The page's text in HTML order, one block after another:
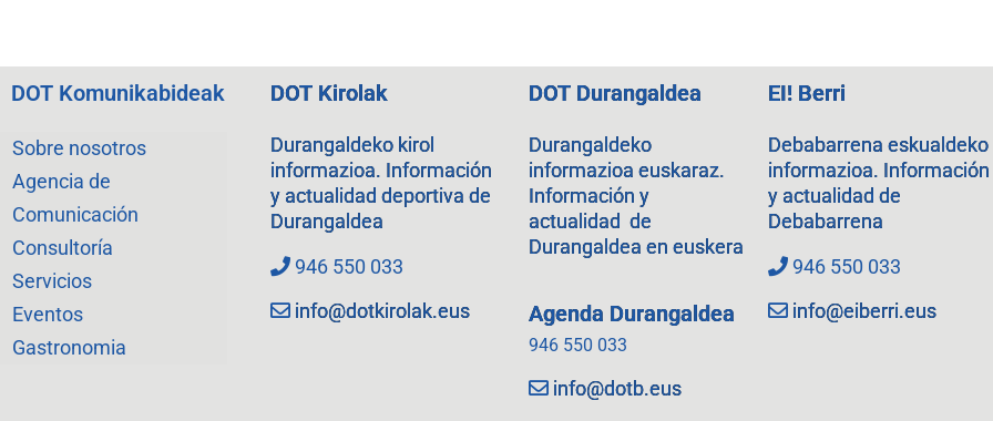
DOT Komunikabideak
Sobre nosotros
Agencia de
Comunicación
Consultoría
Servicios
Eventos
Gastronomia
DOT Kirolak
Durangaldeko kirol
informazioa. Información
y actualidad deportiva de
Durangaldea
946 550 033
info@dotkirolak.eus
DOT Durangaldea
Durangaldeko
informazioa euskaraz.
Información y
actualidad de
Durangaldea en euskera
Agenda Durangaldea
946 550 033
info@dotb.eus
EI! Berri
Debabarrena eskualdeko
informazioa. Información
y actualidad de
Debabarrena
946 550 033
info@eiberri.eus